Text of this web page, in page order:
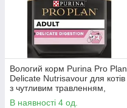
Вологий корм Purina Pro Plan
Delicate Nutrisavour для котів
з чутливим травленням,
Індичка 85 г (7613287107848)
В наявності 4 од.